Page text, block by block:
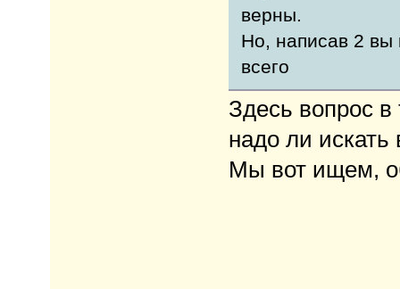
верны.
Но, написав 2 вы
всего
Здесь вопрос
надо ли искать
Мы вот ищем,